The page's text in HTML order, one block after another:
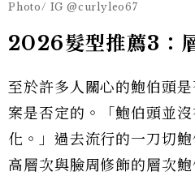
Photo/ IG @curlyleo67
2026髮型推薦3：
至於許多人關心的鮑伯頭
案是否定的。「鮑伯頭並
化。」過去流行的一刀切
高層次與臉周修飾的層次